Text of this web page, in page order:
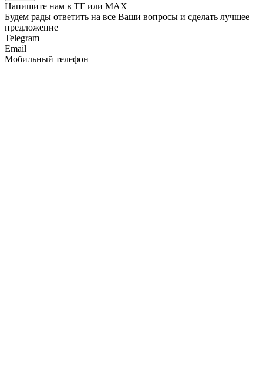
Напишите нам в ТГ или MAX
Будем рады ответить на все Ваши вопросы и сделать лучшее
предложение
Telegram
Email
Мобильный телефон